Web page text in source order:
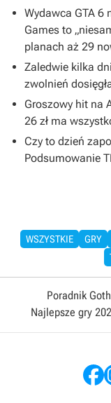
Wydawca GTA 6
Games to
planach aż 29
Zaledwie kilka
zwolnień
Groszowy hit na
26 zł ma
Czy to dzień
Podsumowanie
WSZYSTKIE GRY
Poradnik
Najlepsze gry